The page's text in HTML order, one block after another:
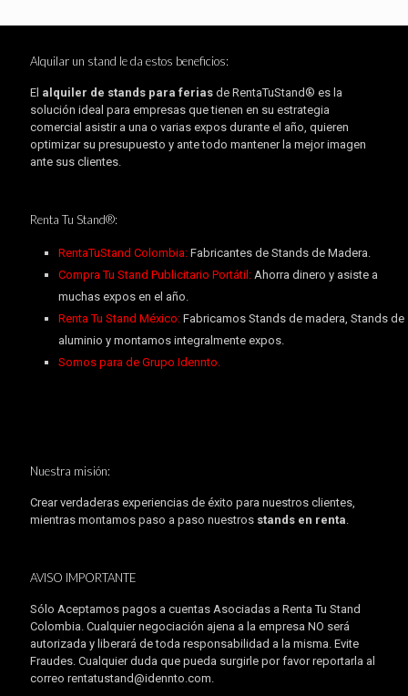
Alquilar un stand le da estos beneficios:
El alquiler de stands para ferias de RentaTuStand® es la
solución ideal para empresas que tienen en su estrategia
comercial asistir a una o varias expos durante el año, quieren
optimizar su presupuesto y ante todo mantener la mejor imagen
ante sus clientes.
Renta Tu Stand®:
RentaTuStand Colombia: Fabricantes de Stands de Madera.
Compra Tu Stand Publicitario Portátil:Ahorra dinero y asiste a
muchas expos en el año.
Renta Tu Stand México:Fabricamos Stands de madera, Stands de
aluminio y montamos integralmente expos.
Somos para de Grupo Idennto.
Nuestra misión:
Crear verdaderas experiencias de éxito para nuestros clientes,
mientras montamos paso a paso nuestros stands en renta.
AVISO IMPORTANTE
Sólo Aceptamos pagos a cuentas Asociadas a Renta Tu Stand
Colombia. Cualquier negociación ajena a la empresa NO será
autorizada y liberará de toda responsabilidad a la misma. Evite
Fraudes. Cualquier duda que pueda surgirle por favor reportarla al
correo rentatustand@idennto.com.